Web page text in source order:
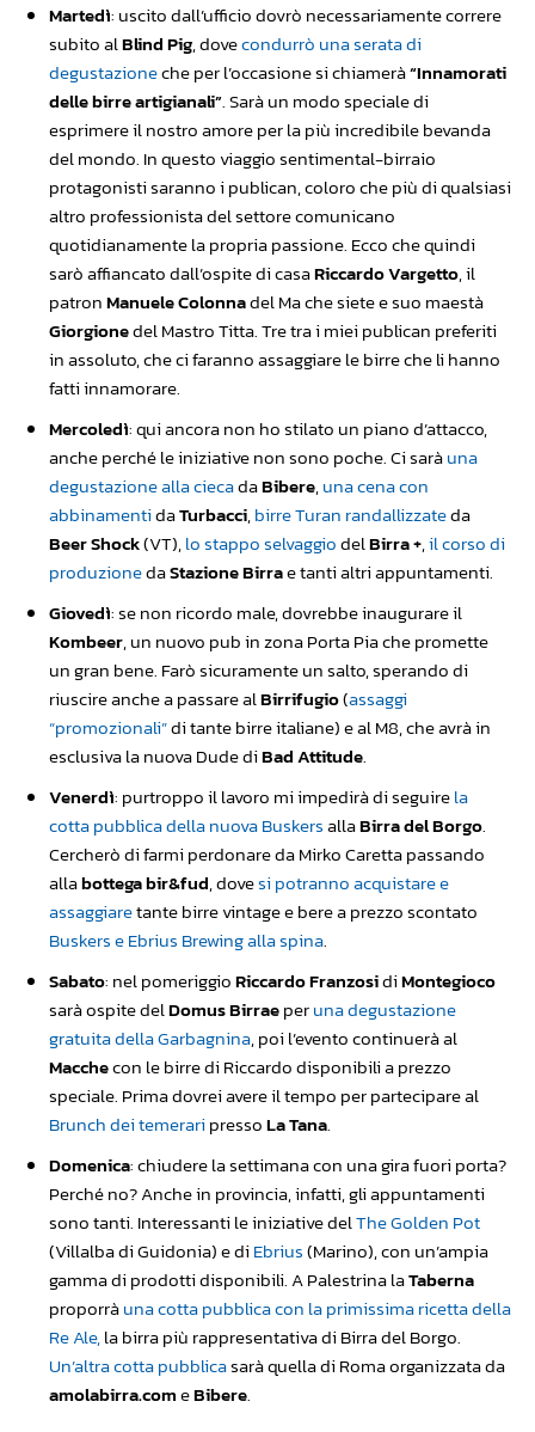
Martedì: uscito dall’ufficio dovrò necessariamente correre
subito alBlind Pig, dovecondurrò una serata di
degustazioneche per l’occasione si chiamerà“Innamorati
delle birre artigianali”. Sarà un modo speciale di
esprimere il nostro amore per la più incredibile bevanda
del mondo. In questo viaggio sentimental-birraio
protagonisti saranno i publican, coloro che più di qualsiasi
altro professionista del settore comunicano
quotidianamente la propria passione. Ecco che quindi
sarò affiancato dall’ospite di casaRiccardo Vargetto, il
patronManuele Colonnadel Ma che siete e suo maestà
Giorgionedel Mastro Titta. Tre tra i miei publican preferiti
in assoluto, che ci faranno assaggiare le birre che li hanno
fatti innamorare.
Mercoledì: qui ancora non ho stilato un piano d’attacco,
anche perché le iniziative non sono poche. Ci saràuna
degustazione alla ciecadaBibere,una cena con
abbinamentidaTurbacci,birre Turan randallizzateda
Beer Shock(VT),lo stappo selvaggiodelBirra +,il corso di
produzionedaStazione Birrae tanti altri appuntamenti.
Giovedì: se non ricordo male, dovrebbe inaugurare il
Kombeer, un nuovo pub in zona Porta Pia che promette
un gran bene. Farò sicuramente un salto, sperando di
riuscire anche a passare alBirrifugio(assaggi
“promozionali”di tante birre italiane) e al M8, che avrà in
esclusiva la nuova Dude diBad Attitude.
Venerdì: purtroppo il lavoro mi impedirà di seguirela
cotta pubblica della nuova BuskersallaBirra del Borgo.
Cercherò di farmi perdonare da Mirko Caretta passando
allabottega bir&fud, dovesi potranno acquistare e
assaggiaretante birre vintage e bere a prezzo scontato
Buskers e Ebrius Brewing alla spina.
Sabato: nel pomeriggioRiccardo FranzosidiMontegioco
sarà ospite delDomus Birraeperuna degustazione
gratuita della Garbagnina, poi l’evento continuerà al
Macchecon le birre di Riccardo disponibili a prezzo
speciale. Prima dovrei avere il tempo per partecipare al
Brunch dei temeraripressoLa Tana.
Domenica: chiudere la settimana con una gira fuori porta?
Perché no? Anche in provincia, infatti, gli appuntamenti
sono tanti. Interessanti le iniziative delThe Golden Pot
(Villalba di Guidonia) e diEbrius(Marino), con un’ampia
gamma di prodotti disponibili. A Palestrina laTaberna
proporràuna cotta pubblica con la primissima ricetta della
Re Ale,la birra più rappresentativa di Birra del Borgo.
Un’altra cotta pubblicasarà quella di Roma organizzata da
amolabirra.comeBibere.